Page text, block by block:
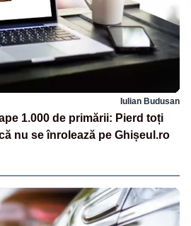
Iulian Budusan
1.000 de primării: Pierd toți
nu se înrolează pe Ghișeul.ro